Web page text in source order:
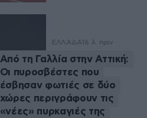
ΕΛΛΑΔΑ 16 λ. πριν
Από τη Γαλλία στην Αττική:
Οι πυροσβέστες που
έσβησαν φωτιές σε δύο
χώρες περιγράφουν τις
«νέες» πυρκαγιές της